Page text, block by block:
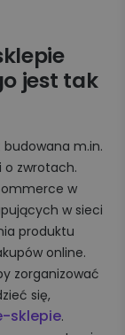
jest tak
m.in.
o zwrotach.
w
w sieci
produktu
online.
zorganizować
się,
sklepie.